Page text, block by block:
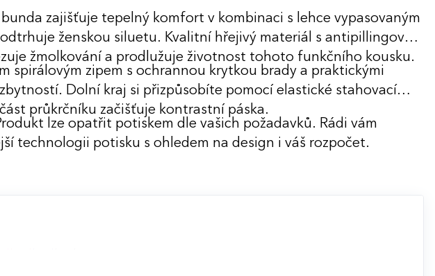
zajišťuje tepelný komfort v kombinaci s lehce vypasovaným
ženskou siluetu. Kvalitní hřejivý materiál s antipillingovou
žmolkování a prodlužuje životnost tohoto funkčního kousku.
spirálovým zipem s ochrannou krytkou brady a praktickými
Dolní kraj si přizpůsobíte pomocí elastické stahovací
průkrčníku začišťuje kontrastní páska.
lze opatřit potiskem dle vašich požadavků. Rádi vám
technologii potisku s ohledem na design i váš rozpočet.